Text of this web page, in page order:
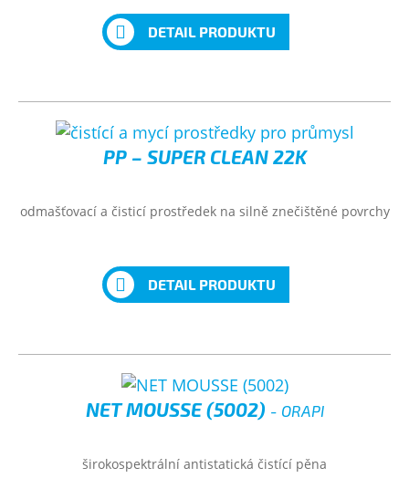
DETAIL PRODUKTU
PP – SUPER CLEAN 22K
odmašťovací a čisticí prostředek na silně znečištěné povrchy
DETAIL PRODUKTU
NET MOUSSE (5002) - ORAPI
širokospektrální antistatická čistící pěna